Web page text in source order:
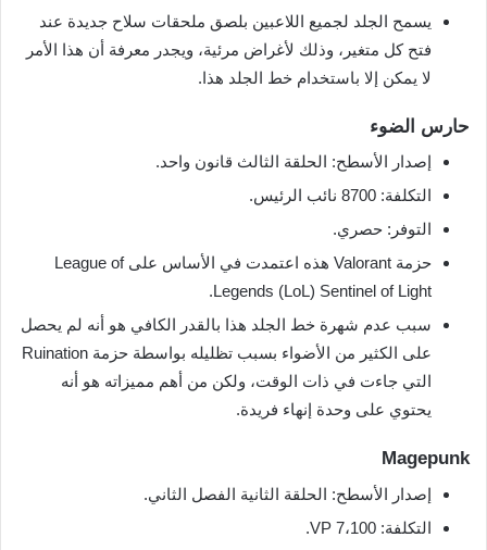
يسمح الجلد لجميع اللاعبين بلصق ملحقات سلاح جديدة عند
فتح كل متغير، وذلك لأغراض مرئية، ويجدر معرفة أن هذا الأمر
لا يمكن إلا باستخدام خط الجلد هذا.
حارس الضوء
إصدار الأسطح: الحلقة الثالث قانون واحد.
التكلفة: 8700 نائب الرئيس.
التوفر: حصري.
حزمة Valorant هذه اعتمدت في الأساس على League of
Legends (LoL) Sentinel of Light.
سبب عدم شهرة خط الجلد هذا بالقدر الكافي هو أنه لم يحصل
على الكثير من الأضواء بسبب تظليله بواسطة حزمة Ruination
التي جاءت في ذات الوقت، ولكن من أهم مميزاته هو أنه
يحتوي على وحدة إنهاء فريدة.
Magepunk
إصدار الأسطح: الحلقة الثانية الفصل الثاني.
التكلفة: 7،100 VP.